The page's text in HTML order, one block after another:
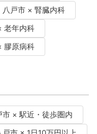
八戸市 × 腎臓内科
老年内科
膠原病科
市 × 駅近・徒歩圏内